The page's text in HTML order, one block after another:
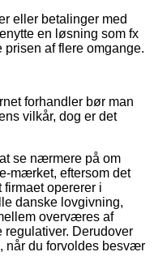
eller betalinger med
en løsning som fx
af flere omgange.
forhandler bør man
vilkår, dog er det
se nærmere på om
mærket, eftersom det
opererer i
danske lovgivning,
overværes af
Derudover
når du forvoldes besvær